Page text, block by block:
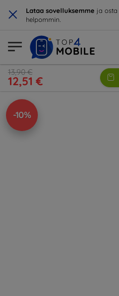
× Lataa sovelluksemme ja osta
helpommin.
13,90 €
12,51 €
-10%